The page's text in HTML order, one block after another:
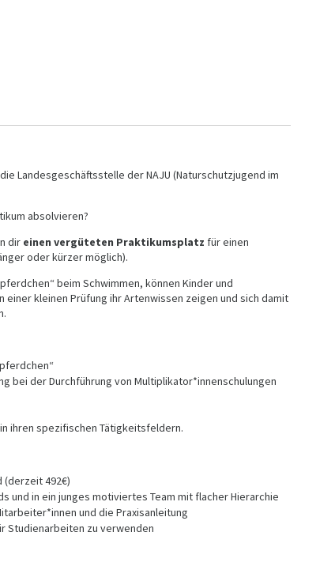
Landesgeschäftsstelle der NAJU (Naturschutzjugend im
absolvieren?
dir einen vergüteten Praktikumsplatz für einen
oder kürzer möglich).
beim Schwimmen, können Kinder und
kleinen Prüfung ihr Artenwissen zeigen und sich damit
bei der Durchführung von Multiplikator*innenschulungen
ihren spezifischen Tätigkeitsfeldern.
(derzeit 492€)
und in ein junges motiviertes Team mit flacher Hierarchie
und die Praxisanleitung
Studienarbeiten zu verwenden